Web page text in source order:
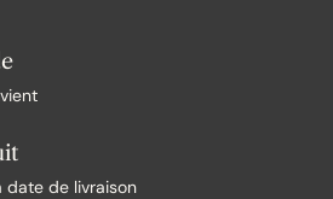
date de livraison